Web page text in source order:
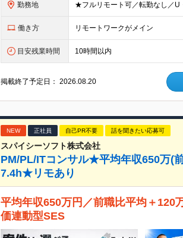
勤務地
働き方 リモートワークがメイン
目安残業時間 10時間以内
掲載終了予定日：2026.08.20
NEW 正社員 自己PR不要 話を聞きたい応募可
スパイシーソフト株式会社
PM/PL/ITコンサル★平均年収650万(
7.4h★リモあり
平均年収650万円／前職比平均＋120
価連動型SES